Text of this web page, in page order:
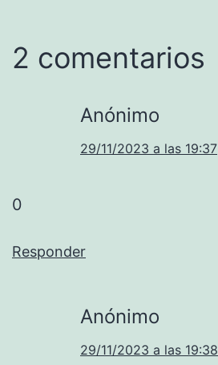
2 comentarios
Anónimo
29/11/2023 a las 19:37
0
Responder
Anónimo
29/11/2023 a las 19:38